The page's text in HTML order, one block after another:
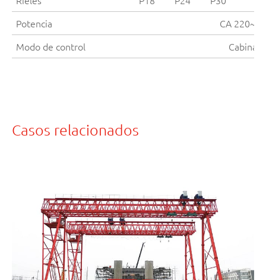
Potencia
CA
Modo de control
Cabina
Casos relacionados